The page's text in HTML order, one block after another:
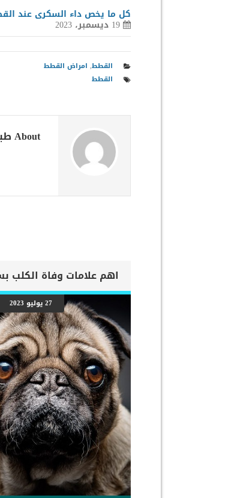
كل ما يخص داء السكرى عند
19 ديسمبر، 2023
القطط, امراض القطط
القطط
About طبيبة بيطرية
27 يوليو 2023